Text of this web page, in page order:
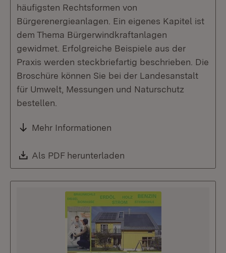
häufigsten Rechtsformen von
Bürgerenergieanlagen. Ein eigenes Kapitel ist
dem Thema Bürgerwindkraftanlagen
gewidmet. Erfolgreiche Beispiele aus der
Praxis werden steckbriefartig beschrieben. Die
Broschüre können Sie bei der Landesanstalt
für Umwelt, Messungen und Naturschutz
bestellen.
Mehr Informationen
Download:
Als PDF herunterladen